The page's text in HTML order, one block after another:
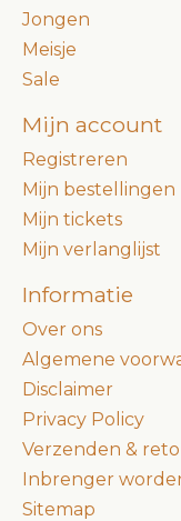
Jongen
Meisje
Sale
Mijn account
Registreren
Mijn bestellingen
Mijn tickets
Mijn verlanglijst
Informatie
Over ons
Algemene
Disclaimer
Privacy Policy
Verzenden &
Inbrenger
Sitemap